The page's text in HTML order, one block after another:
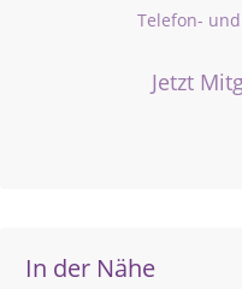
Telefon-
Jetzt
In der Nähe